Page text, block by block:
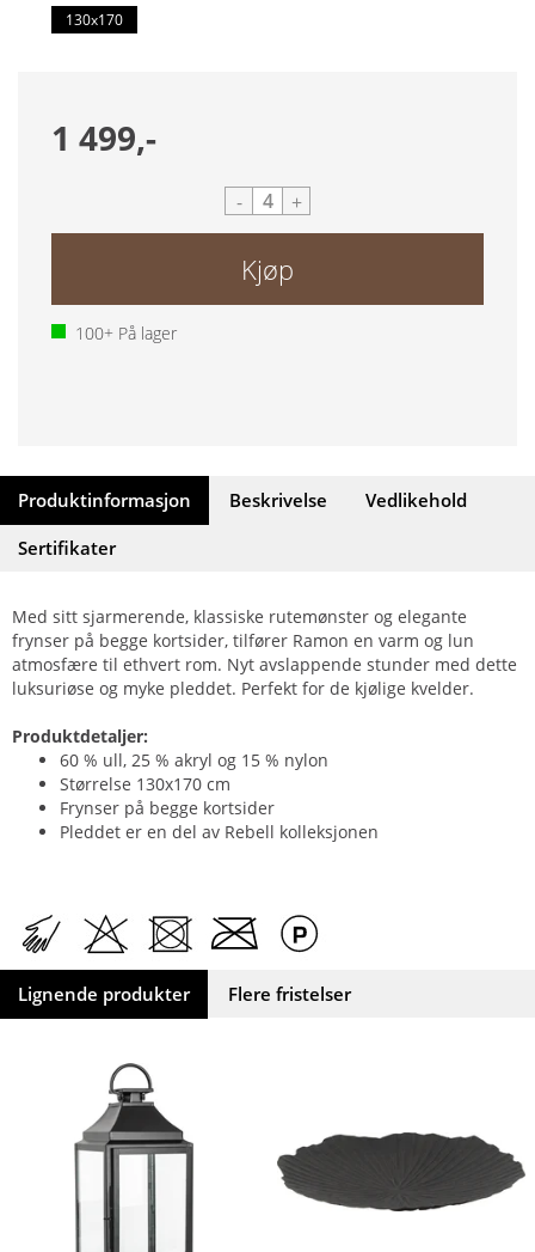
130x170
1 499,-
- +
Kjøp
100+ På lager
Produktinformasjon Beskrivelse
Vedlikehold
Sertifikater
Med sitt sjarmerende, klassiske rutemønster og elegante
frynser på begge kortsider, tilfører Ramon en varm og lun
atmosfære til ethvert rom. Nyt avslappende stunder med dette
luksuriøse og myke pleddet. Perfekt for de kjølige kvelder.
Produktdetaljer:
60 % ull, 25 % akryl og 15 % nylon
Størrelse 130x170 cm
Frynser på begge kortsider
Pleddet er en del av Rebell kolleksjonen
Lignende produkter Flere fristelser